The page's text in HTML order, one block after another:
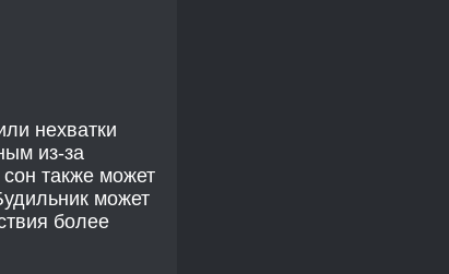
нехватки
из-за
также может
может
более